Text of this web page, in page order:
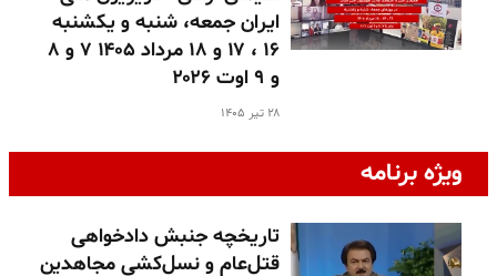
ایران جمعه، شنبه و یکشنبه
۱۶ ، ۱۷ و ۱۸ مرداد ۱۴۰۵ ۷ و ۸
و ۹ اوت ۲۰۲۶
۲۸ تیر ۱۴۰۵
ویژه برنامه
تاریخچه جنبش دادخواهی
قتل‌عام و نسل‌کشی مجاهدین